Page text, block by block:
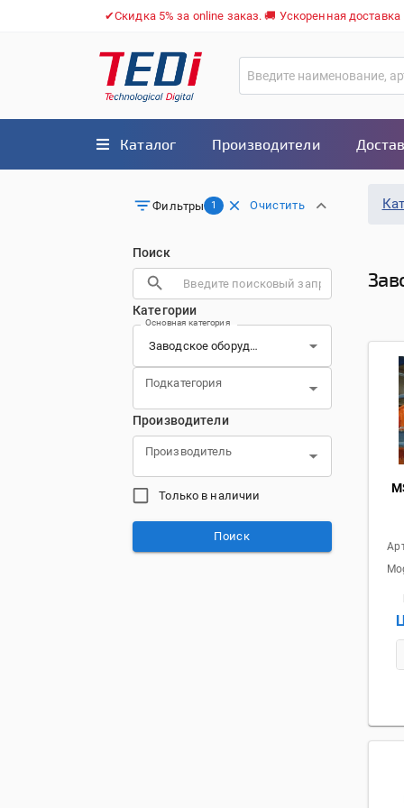
✔Скидка 5% за online заказ. 🚚 Ускоренная
Каталог Производители
Фильтры 1 Очистить
Поиск
Категории
Основная категория
Подкатегория
Производители
Производитель
Только в наличии
Поиск